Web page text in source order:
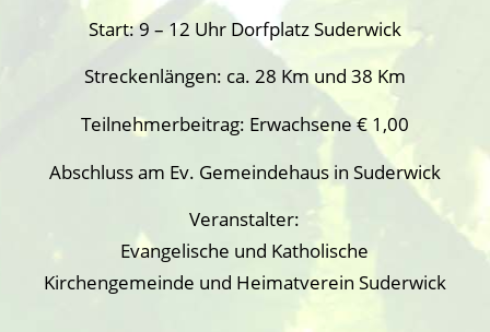
Start: 9 – 12 Uhr Dorfplatz Suderwick
Streckenlängen: ca. 28 Km und 38 Km
Teilnehmerbeitrag: Erwachsene € 1,00
Abschluss am Ev. Gemeindehaus in Suderwick
Veranstalter:
Evangelische und Katholische
Kirchengemeinde und Heimatverein Suderwick